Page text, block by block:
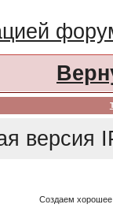
версия
Создаем